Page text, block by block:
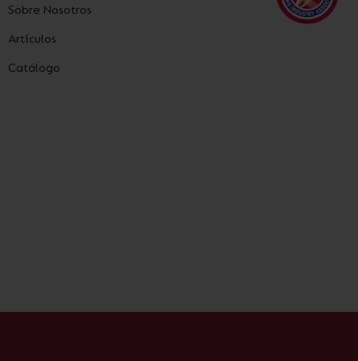
Sobre Nosotros
Artículos
Catálogo